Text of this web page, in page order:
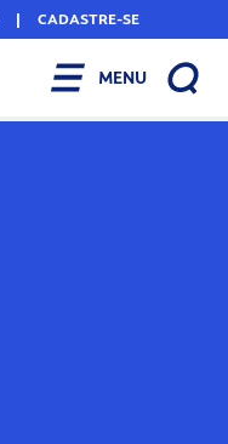
| CADASTRE-SE
MENU